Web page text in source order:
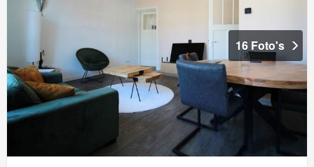
16 Foto's